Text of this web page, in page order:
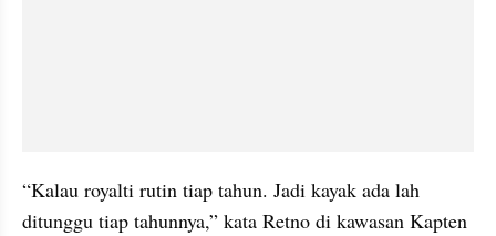
“Kalau royalti rutin tiap tahun. Jadi kayak ada lah
ditunggu tiap tahunnya,” kata Retno di kawasan Kapten